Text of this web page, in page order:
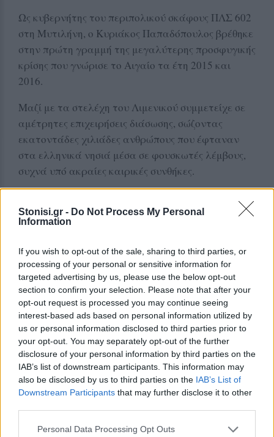
Stonisi.gr - Do Not Process My Personal
Information
If you wish to opt-out of the sale, sharing to third parties, or
processing of your personal or sensitive information for
targeted advertising by us, please use the below opt-out
section to confirm your selection. Please note that after your
opt-out request is processed you may continue seeing
interest-based ads based on personal information utilized by
us or personal information disclosed to third parties prior to
your opt-out. You may separately opt-out of the further
disclosure of your personal information by third parties on the
IAB’s list of downstream participants. This information may
also be disclosed by us to third parties on the IAB’s List of
Downstream Participants that may further disclose it to other
Personal Data Processing Opt Outs
Ως κυβερνήτης του περιπολικού σκάφους ΠΛΣ 602
στη Μυτιλήνη, ο Κυριάκος Παπαδόπουλος βρέθηκε
στην πρώτη γραμμή της μεγαλύτερης προσφυγικής
κρίσης που γνώρισε το Αιγαίο τα έτη 2015 και
2016.
Μαζί με τα στελέχη του Λιμενικού συμμετείχε σε
αμέτρητες επιχειρήσεις διάσωσης, σώζοντας
εκατοντάδες χιλιάδες ανθρώπους που έφταναν
στα ελληνικά νησιά μέσα σε φουσκωτές λέμβους,
συχνά υπό ακραίες καιρικές συνθήκες.
Ελλάδας, μιας Ελλάδας που μέσα στο χάος εκείνης
της περιόδου επέμενε να υπερασπίζεται την
ανθρώπινη ζωή χωρίς διακρίσεις.Ο αιφνίδιος
θάνατός του από ανακοπή καρδιάς το 2018, σε
ηλικία μόλις 44 ετών, είχε προκαλέσει βαθιά
συγκίνηση στη Λέσβο αλλά και σε ολόκληρη τη
χώρα.
Η απόφαση που τίμησε έναν άνθρωπο σύμβολο
Με απόφαση του τότε Δημοτικού Λιμενικού
Ταμείου Λέσβου στις 23 Οκτωβρίου 2018
προτάθηκε η μετονομασία τμήματος του λιμανιού
προς τιμήν του Κυριάκου Παπαδόπουλου.